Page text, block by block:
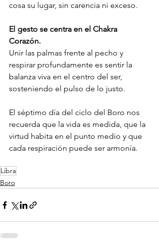
cosa su lugar, sin carencia ni exceso.
El gesto se centra en el Chakra
Corazón.
Unir las palmas frente al pecho y
respirar profundamente es sentir la
balanza viva en el centro del ser,
sosteniendo el pulso de lo justo.
El séptimo día del ciclo del Boro nos
recuerda que la vida es medida, que la
virtud habita en el punto medio y que
cada respiración puede ser armonía.
Libra
Boro